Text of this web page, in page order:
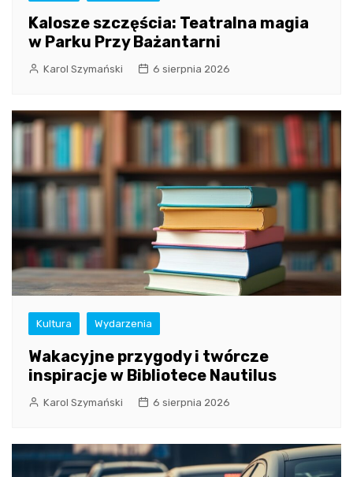
Kalosze szczęścia: Teatralna magia
w Parku Przy Bażantarni
Karol Szymański 6 sierpnia 2026
Kultura Wydarzenia
Wakacyjne przygody i twórcze
inspiracje w Bibliotece Nautilus
Karol Szymański 6 sierpnia 2026